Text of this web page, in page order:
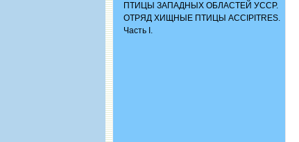
ПТИЦЫ ЗАПАДНЫХ ОБЛАСТЕЙ УССР.
ОТРЯД ХИЩНЫЕ ПТИЦЫ ACCIPITRES.
Часть I.